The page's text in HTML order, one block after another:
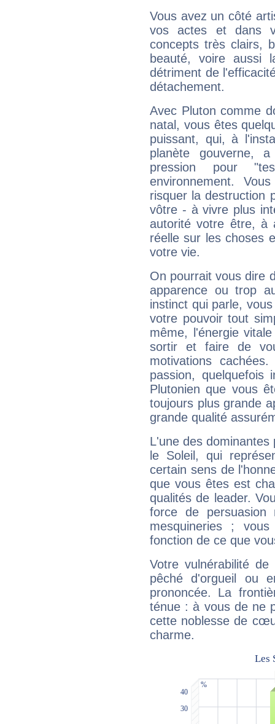
Vous avez un côté
vos actes et dans
concepts très clairs,
beauté, voire aussi
détriment de
détachement.
Avec Pluton comme
natal, vous êtes
puissant, qui, à
planète gouverne,
pression pour
environnement.
risquer la destruction
vôtre - à vivre plus
autorité votre être, à
réelle sur les choses
votre vie.
On pourrait vous dire
apparence ou trop
instinct qui parle,
votre pouvoir tout
même, l'énergie
sortir et faire de
motivations
passion, quelquefois
Plutonien que vous
toujours plus grande
grande qualité
L'une des
le Soleil, qui
certain sens de
que vous êtes est
qualités de leader.
force de
mesquineries ;
fonction de ce que
Votre vulnérabilité
pêché d'orgueil ou
prononcée. La
ténue : à vous de ne
cette noblesse de
charme.